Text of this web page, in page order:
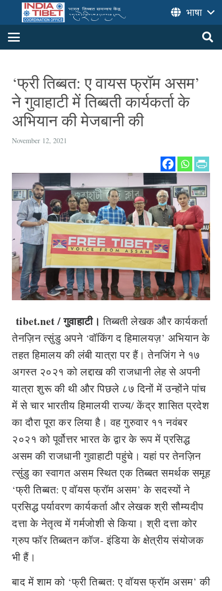
भाषा
‘फ्री तिब्बत: ए वायस फ्रॉम असम’
ने गुवाहाटी में तिब्बती कार्यकर्ता के
अभियान की मेजबानी की
November 12, 2021
tibet.net / गुवाहाटी। तिब्बती लेखक और कार्यकर्ता
तेनज़िन त्सुंडु अपने ‘वॉकिंग द हिमालयज़’ अभियान के
तहत हिमालय की लंबी यात्रा पर हैं। तेनजिंग ने १७
अगस्त २०२१ को लद्दाख की राजधानी लेह से अपनी
यात्रा शुरू की थी और पिछले ८७ दिनों में उन्होंने पांच
में से चार भारतीय हिमालयी राज्य/ केंद्र शासित प्रदेश
का दौरा पूरा कर लिया है। वह गुरुवार ११ नवंबर
२०२१ को पूर्वोत्तर भारत के द्वार के रूप में प्रसिद्ध
असम की राजधानी गुवाहाटी पहुंचे। यहां पर तेनज़िन
त्सुंडु का स्वागत असम स्थित एक तिब्बत समर्थक समूह
‘फ्री तिब्बत: ए वॉयस फ्रॉम असम’ के सदस्यों ने
प्रसिद्ध पर्यावरण कार्यकर्ता और लेखक श्री सौम्यदीप
दत्ता के नेतृत्व में गर्मजोशी से किया। श्री दत्ता कोर
ग्रुप फॉर तिब्बतन कॉज- इंडिया के क्षेत्रीय संयोजक
भी हैं।
बाद में शाम को ‘फ्री तिब्बत: ए वॉयस फ्रॉम असम’ की